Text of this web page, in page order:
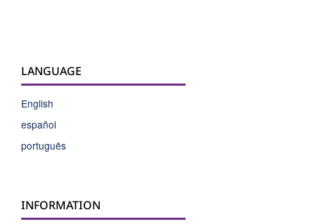
LANGUAGE
English
español
português
INFORMATION